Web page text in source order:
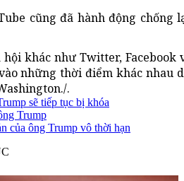
cũng đã hành động
hội khác như Twitter,
những thời điểm khác nhau
.
sẽ tiếp tục bị khóa
Trump
của ông Trump vô thời hạn